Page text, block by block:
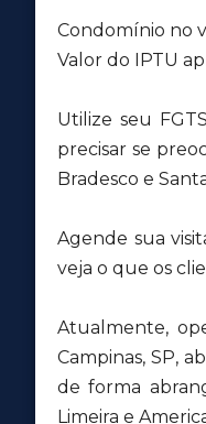
Condomínio no
Valor do IPTU
Utilize seu
precisar se
Bradesco e
Agende sua
veja o que os
Atualmente,
Campinas, SP,
de forma
Limeira e